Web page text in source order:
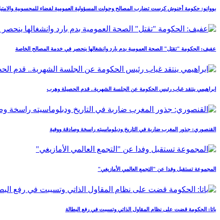
بووانو: حكومة أخنوش كرست تضارب المصالح وحولت المسؤولية العمومية لفضاء للمحسوبية
عفيف: الحكومة "تقتل" الصحة العمومية بدم بارد وانشغالها ينحصر في خدمة المصالح الخاصة
ابراهيمي ينتقد غياب رئيس الحكومة عن الجلسة الشهرية.. قدم الحصيلة وهرب
القنصوري: جذور المغرب ضاربة في التاريخ ودبلوماسيته راسخة وصادقة ووفية
المجموعة تستقبل وفدا عن "التجمع العالمي الأمازيغي"
باتا: الحكومة قضت على نظام المقاول الذاتي وتسببت في رفع البطالة